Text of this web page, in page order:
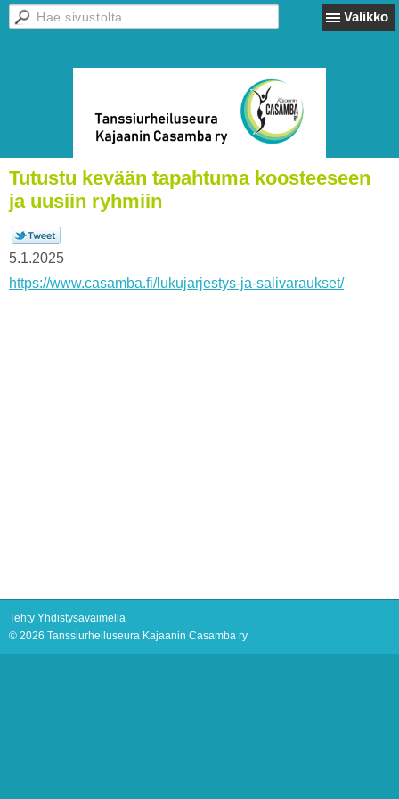
Valikko
Tutustu kevään tapahtuma koosteeseen
ja uusiin ryhmiin
5.1.2025
https://www.casamba.fi/lukujarjestys-ja-salivaraukset/
Tehty Yhdistysavaimella
© 2026 Tanssiurheiluseura Kajaanin Casamba ry